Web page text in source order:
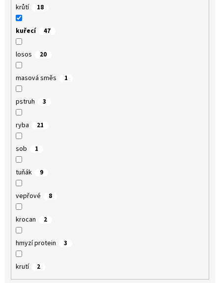
krůtí 18
kuřecí 47
losos 20
masová směs 1
pstruh 3
ryba 21
sob 1
tuňák 9
vepřové 8
krocan 2
hmyzí protein 3
krutí 2